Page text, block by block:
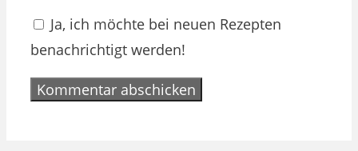
Ja, ich möchte bei neuen Rezepten
benachrichtigt werden!